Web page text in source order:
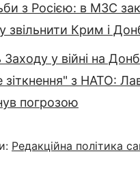
з Росією: в МЗС
звільнити Крим і
у війні на
зіткнення" з НАТО:
погрозою
Редакційна політика